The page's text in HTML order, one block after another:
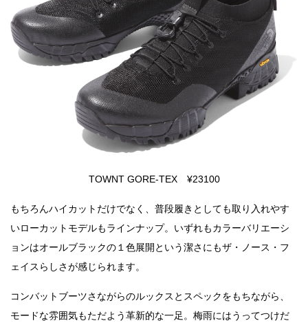
TOWNT GORE-TEX ¥23100
もちろんハイカットだけでなく、普段履きとしても取り入れやす
いローカットモデルもラインナップ。いずれもカラーバリエーシ
ョンはオールブラックの１色展開という潔さにもザ・ノース・フ
ェイスらしさが感じられます。
コンバットブーツさながらのルックスとスペックをもちながら、
モードな雰囲気もただよう革新的な一足。梅雨にはうってつけだ